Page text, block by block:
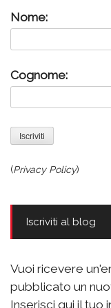
Nome:
Cognome:
(Privacy Policy)
Iscriviti al blog
Vuoi ricevere
pubblicato un
Inserisci qui il tuo